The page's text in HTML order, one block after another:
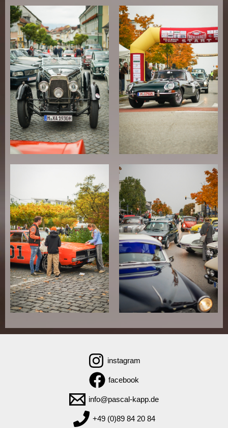
instagram
facebook
info@pascal-kapp.de
+49 (0)89 84 20 84